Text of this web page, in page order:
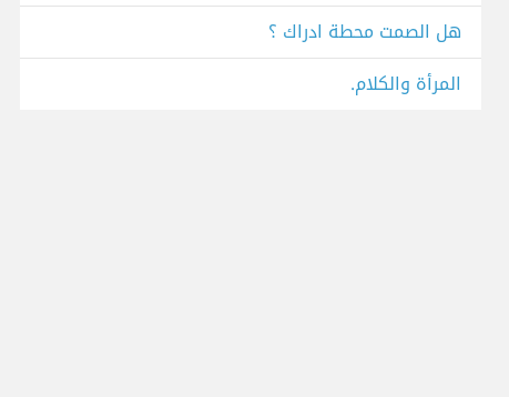
هل الصمت محطة ادراك ؟
المرأة والكلام.